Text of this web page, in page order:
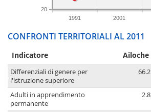
1991 2001
20
CONFRONTI TERRITORIALI AL 2011
Indicatore Ailoche
Differenziali di genere per
l'istruzione superiore
66.2
Adulti in apprendimento
permanente
2.8